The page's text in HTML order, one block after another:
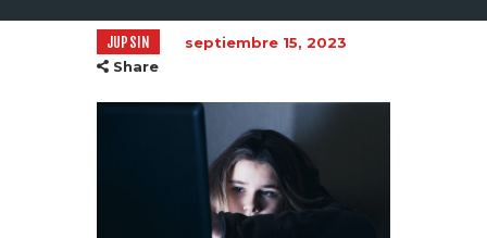
JUPSIN
septiembre 15, 2023
Share